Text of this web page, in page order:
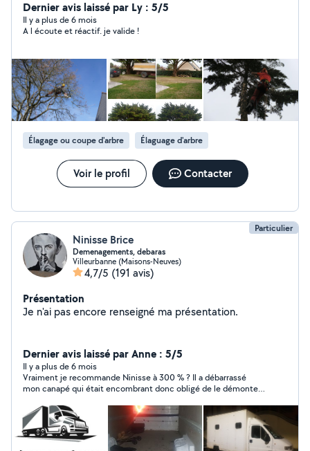
Dernier avis laissé par Ly : 5/5
Il y a plus de 6 mois
A l écoute et réactif. je valide !
Élagage ou coupe d'arbre Élaguage d'arbre
Voir le profil Contacter
Particulier
Ninisse Brice
Demenagements, debaras
Villeurbanne (Maisons-Neuves)
4,7/5 (191 avis)
Présentation
Je n'ai pas encore renseigné ma présentation.
Dernier avis laissé par Anne : 5/5
Il y a plus de 6 mois
Vraiment je recommande Ninisse à 300 % ? Il a débarrassé
mon canapé qui était encombrant donc obligé de le démonter
Ninisse est jovial, très respectueux (je suis une femme qui vit
seule), très sympa et très efficace. Vraiment n'hésitez pas une
seconde à le contacter, j'ai même parlé de lui à ma voisine si
elle a besoin d'un service. Grand merci à vous Ninisse ??